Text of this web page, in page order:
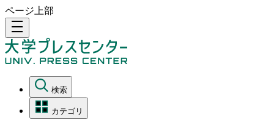
ページ上部
density_medium
検索
カテゴリ